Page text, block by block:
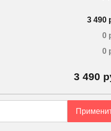
3 490
0
0
3 490